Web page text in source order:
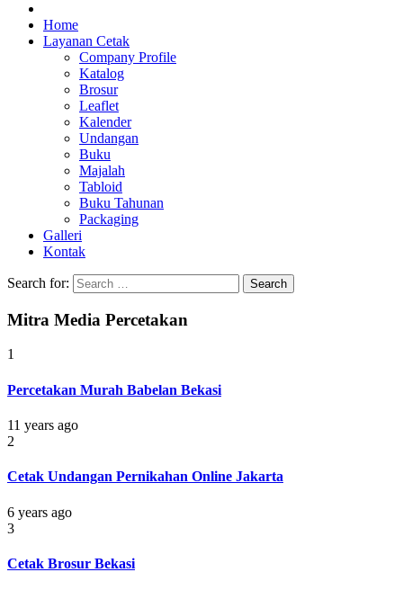
Jasa Cetak Online DMG Printing
Home
Layanan Cetak
Company Profile
Katalog
Brosur
Leaflet
Kalender
Undangan
Buku
Majalah
Tabloid
Buku Tahunan
Packaging
Galleri
Kontak
Search for:
Mitra Media Percetakan
1
Percetakan Murah Babelan Bekasi
11 years ago
2
Cetak Undangan Pernikahan Online Jakarta
6 years ago
3
Cetak Brosur Bekasi